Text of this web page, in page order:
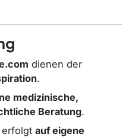
dienen der
.
medizinische,
Beratung.
erfolgt auf eigene